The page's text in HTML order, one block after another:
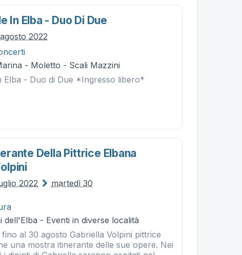
In Elba - Duo Di Due
2022
- Moletto - Scali Mazzini
Elba - Duo di Due *Ingresso libero*
Della Pittrice Elbana
2022
martedì 30
dell'Elba - Eventi in diverse località
fino al 30 agosto Gabriella Volpini pittrice
una mostra itinerante delle sue opere. Nei